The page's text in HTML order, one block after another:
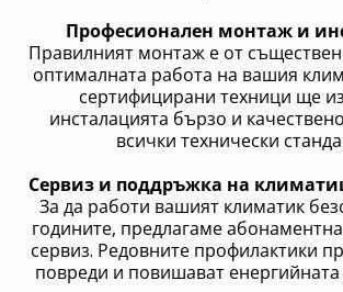
Професионален монтаж и
Правилният монтаж е от
оптималната работа на вашия
сертифицирани техници ще
инсталацията бързо и
всички технически
Сервиз и поддръжка на
За да работи вашият климатик
годините, предлагаме
сервиз. Редовните профилактики
повреди и повишават енергийната